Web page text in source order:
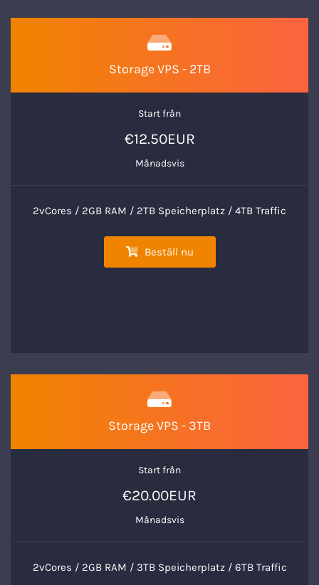
Storage VPS - 2TB
Start från
€12.50EUR
Månadsvis
2vCores / 2GB RAM / 2TB Speicherplatz / 4TB Traffic
Beställ nu
Storage VPS - 3TB
Start från
€20.00EUR
Månadsvis
2vCores / 2GB RAM / 3TB Speicherplatz / 6TB Traffic